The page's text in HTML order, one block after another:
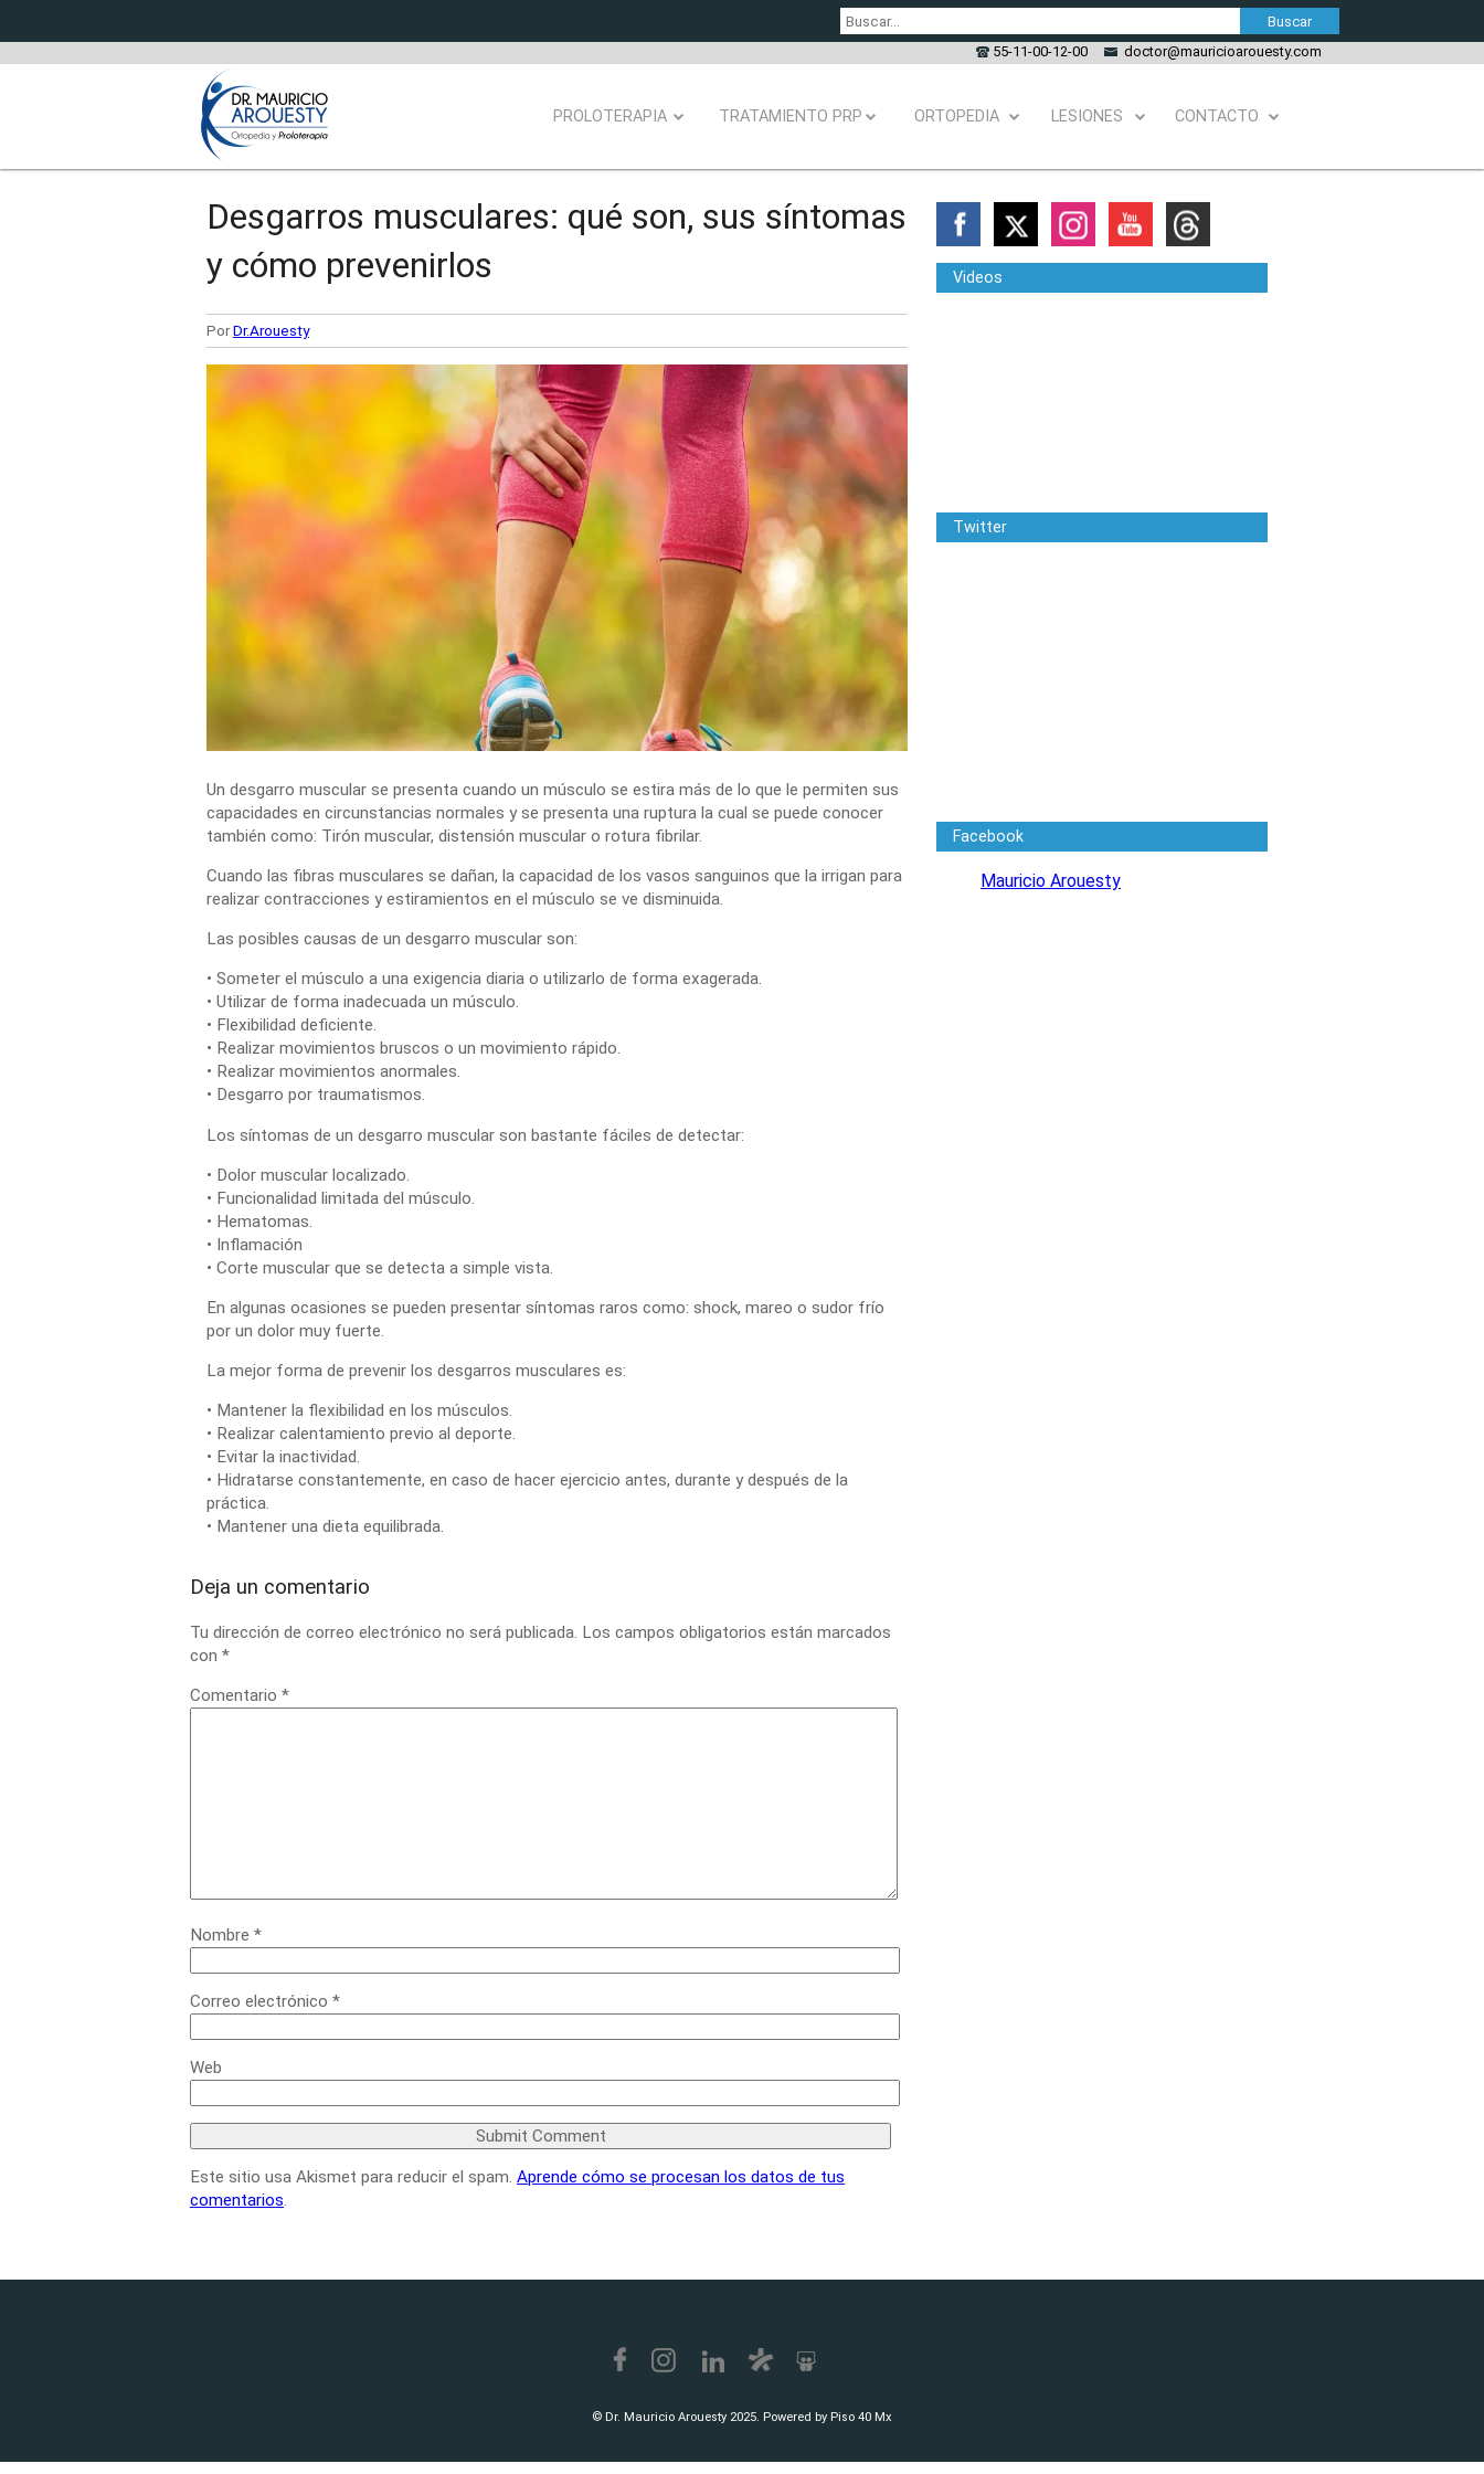
55-11-00-12-00 doctor@mauricioarouesty.com
PROLOTERAPIA TRATAMIENTO PRP ORTOPEDIA LESIONES CONTACTO
Desgarros musculares: qué son, sus síntomas
y cómo prevenirlos
PorDr.Arouesty
Un desgarro muscular se presenta cuando un músculo se estira más de lo que le permiten sus
capacidades en circunstancias normales y se presenta una ruptura la cual se puede conocer
también como: Tirón muscular, distensión muscular o rotura fibrilar.
Cuando las fibras musculares se dañan, la capacidad de los vasos sanguinos que la irrigan para
realizar contracciones y estiramientos en el músculo se ve disminuida.
Las posibles causas de un desgarro muscular son:
• Someter el músculo a una exigencia diaria o utilizarlo de forma exagerada.
• Utilizar de forma inadecuada un músculo.
• Flexibilidad deficiente.
• Realizar movimientos bruscos o un movimiento rápido.
• Realizar movimientos anormales.
• Desgarro por traumatismos.
Los síntomas de un desgarro muscular son bastante fáciles de detectar:
• Dolor muscular localizado.
• Funcionalidad limitada del músculo.
• Hematomas.
• Inflamación
• Corte muscular que se detecta a simple vista.
En algunas ocasiones se pueden presentar síntomas raros como: shock, mareo o sudor frío
por un dolor muy fuerte.
La mejor forma de prevenir los desgarros musculares es:
• Mantener la flexibilidad en los músculos.
• Realizar calentamiento previo al deporte.
• Evitar la inactividad.
• Hidratarse constantemente, en caso de hacer ejercicio antes, durante y después de la
práctica.
• Mantener una dieta equilibrada.
Deja un comentario
Tu dirección de correo electrónico no será publicada. Los campos obligatorios están marcados
con *
Comentario *
Nombre *
Correo electrónico *
Web
Este sitio usa Akismet para reducir el spam. Aprende cómo se procesan los datos de tus
comentarios.
Videos
Twitter
Facebook
Mauricio Arouesty
© Dr. Mauricio Arouesty 2025. Powered by Piso 40 Mx